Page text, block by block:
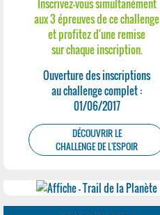
Inscrivez-vous simultanément
aux 3 épreuves de ce challenge
et profitez d'une remise
sur chaque inscription.
Ouverture des inscriptions
au challenge complet :
01/06/2017
DÉCOUVRIR LE
CHALLENGE DE L'ESPOIR